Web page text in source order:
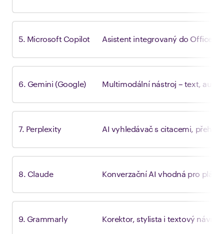
5. Microsoft Copilot Asistent integrovaný do Office,
6. Gemini (Google) Multimodální nástroj – text,
7. Perplexity AI vyhledávač s citacemi,
8. Claude Konverzační AI vhodná pro
9. Grammarly Korektor, stylista i textový